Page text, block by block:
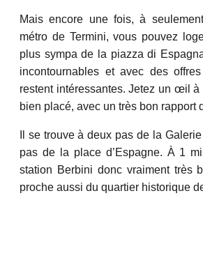
Mais encore une fois, à
métro de Termini, vous pouvez
plus sympa de la piazza di
incontournables et avec des
restent intéressantes. Jetez un œil à
bien placé, avec un très bon rapport
Il se trouve à deux pas de la
pas de la place d’Espagne. À 1
station Berbini donc vraiment très
proche aussi du quartier historique